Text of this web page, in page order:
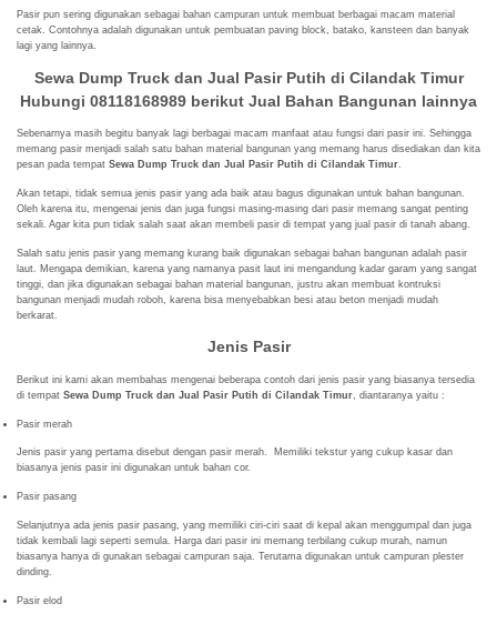
Pasir pun sering digunakan sebagai bahan campuran untuk membuat berbagai macam material
cetak. Contohnya adalah digunakan untuk pembuatan paving block, batako, kansteen dan banyak
lagi yang lainnya.
Sewa Dump Truck dan Jual Pasir Putih di Cilandak Timur
Hubungi 08118168989 berikut Jual Bahan Bangunan lainnya
Sebenarnya masih begitu banyak lagi berbagai macam manfaat atau fungsi dari pasir ini. Sehingga
memang pasir menjadi salah satu bahan material bangunan yang memang harus disediakan dan kita
pesan pada tempat Sewa Dump Truck dan Jual Pasir Putih di Cilandak Timur
Akan tetapi, tidak semua jenis pasir yang ada baik atau bagus digunakan untuk bahan bangunan.
Oleh karena itu, mengenai jenis dan juga fungsi masing-masing dari pasir memang sangat penting
sekali. Agar kita pun tidak salah saat akan membeli pasir di tempat yang jual pasir di tanah abang.
Salah satu jenis pasir yang memang kurang baik digunakan sebagai bahan bangunan adalah pasir
laut. Mengapa demikian, karena yang namanya pasit laut ini mengandung kadar garam yang sangat
tinggi, dan jika digunakan sebagai bahan material bangunan, justru akan membuat kontruksi
bangunan menjadi mudah roboh, karena bisa menyebabkan besi atau beton menjadi mudah
berkarat.
Jenis Pasir
Berikut ini kami akan membahas mengenai beberapa contoh dari jenis pasir yang biasanya tersedia
di tempat Sewa Dump Truck dan Jual Pasir Putih di Cilandak Timur , diantaranya yaitu :
Pasir merah
Jenis pasir yang pertama disebut dengan pasir merah. Memiliki tekstur yang cukup kasar dan
biasanya jenis pasir ini digunakan untuk bahan cor.
Pasir pasang
Selanjutnya ada jenis pasir pasang, yang memiliki ciri-ciri saat di kepal akan menggumpal dan juga
tidak kembali lagi seperti semula. Harga dari pasir ini memang terbilang cukup murah, namun
biasanya hanya di gunakan sebagai campuran saja. Terutama digunakan untuk campuran plester
dinding.
Pasir elod